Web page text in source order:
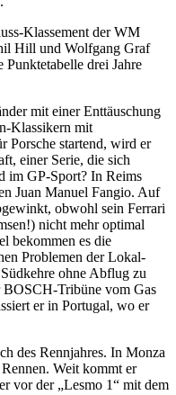
Klassement der WM
Hill und Wolfgang Graf
drei Jahre
mit einer Enttäuschung
Klassikern mit
Porsche startend, wird er
einer Serie, die sich
im GP-Sport? In Reims
Juan Manuel Fangio. Auf
obwohl sein Ferrari
nicht mehr optimal
bekommen es die
Problemen der Lokal-
ohne Abflug zu
BOSCH-Tribüne vom Gas
er in Portugal, wo er
des Rennjahres. In Monza
Weit kommt er
vor der „Lesmo 1“ mit dem